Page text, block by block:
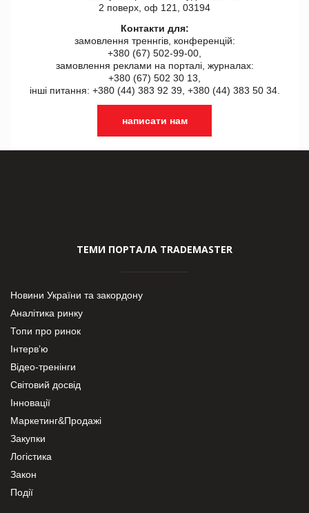
2 поверх, оф 121, 03194
Контакти для:
замовлення треннгів, конференцій:
+380 (67) 502-99-00,
замовлення реклами на порталі, журналах:
+380 (67) 502 30 13,
інші питання: +380 (44) 383 92 39, +380 (44) 383 50 34.
написати нам
ТЕМИ ПОРТАЛА TRADEMASTER
Новини України та закордону
Аналітика ринку
Топи про ринок
Інтерв’ю
Відео-тренінги
Світовий досвід
Інновації
Маркетинг&Продажі
Закупки
Логістика
Закон
Події